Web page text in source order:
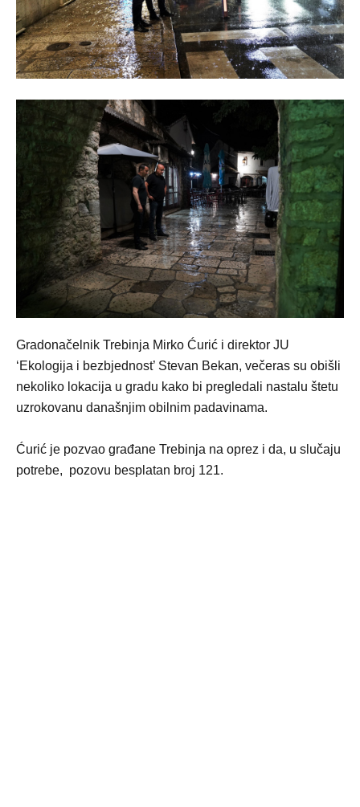
Gradonačelnik Trebinja Mirko Ćurić i direktor JU
‘Ekologija i bezbjednost’ Stevan Bekan, večeras su obišli
nekoliko lokacija u gradu kako bi pregledali nastalu štetu
uzrokovanu današnjim obilnim padavinama.
Ćurić je pozvao građane Trebinja na oprez i da, u slučaju
potrebe, pozovu besplatan broj 121.